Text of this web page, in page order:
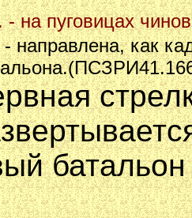
- на пуговицах
как